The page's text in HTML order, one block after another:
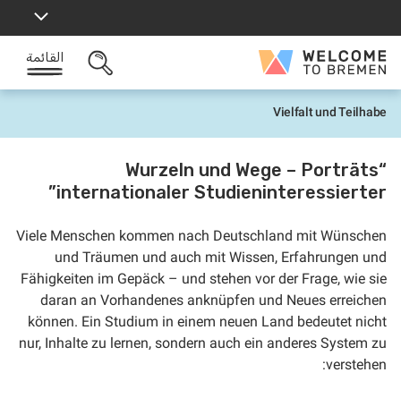
المحتوى
Welcome
Bremen
البحث
القائمة
ا
ئ
س
Vielfalt und Teilhabe
“Wurzeln und Wege – Porträts
internationaler Studieninteressierter”
Viele Menschen kommen nach Deutschland mit Wünschen
und Träumen und auch mit Wissen, Erfahrungen und
Fähigkeiten im Gepäck – und stehen vor der Frage, wie sie
daran an Vorhandenes anknüpfen und Neues erreichen
können. Ein Studium in einem neuen Land bedeutet nicht
nur, Inhalte zu lernen, sondern auch ein anderes System zu
verstehen: